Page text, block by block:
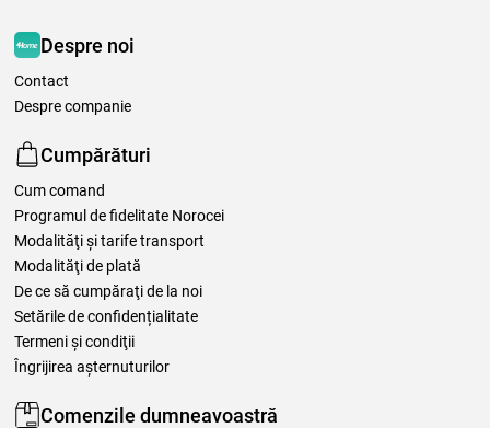
Despre noi
Contact
Despre companie
Cumpărături
Cum comand
Programul de fidelitate Norocei
Modalităţi şi tarife transport
Modalităţi de plată
De ce să cumpăraţi de la noi
Setările de confidențialitate
Termeni şi condiţii
Îngrijirea așternuturilor
Comenzile dumneavoastră